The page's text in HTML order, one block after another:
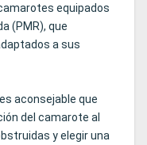
equipados
(PMR), que
a sus
aconsejable que
del camarote al
y elegir una